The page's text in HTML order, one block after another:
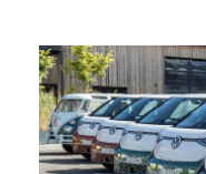
Puls Magazin
Zukunft der Mobilität